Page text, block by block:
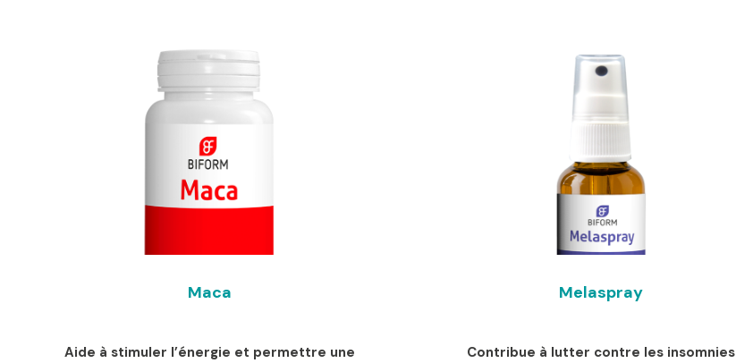
Maca
Aide à stimuler l’énergie et permettre une
Melaspray
Contribue à lutter contre les insomnies